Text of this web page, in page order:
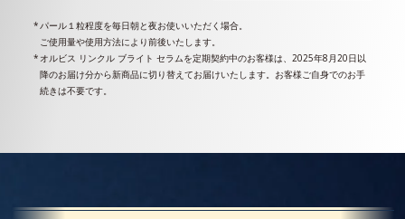
パール１粒程度を毎日朝と夜お使いいただく場合。
ご使用量や使用方法により前後いたします。
オルビス リンクル ブライト セラムを定期契約中のお客様は、2025年8月20日以
降のお届け分から新商品に切り替えてお届けいたします。お客様ご自身でのお手
続きは不要です。